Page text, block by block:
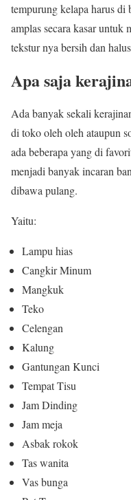
tempurung kelapa harus di
amplas secara kasar untuk
tekstur nya bersih dan
Apa saja
Ada banyak sekali
di toko oleh oleh ataupun
ada beberapa yang di
menjadi banyak incaran
dibawa pulang.
Yaitu:
Lampu hias
Cangkir Minum
Mangkuk
Teko
Celengan
Kalung
Gantungan Kunci
Tempat Tisu
Jam Dinding
Jam meja
Asbak rokok
Tas wanita
Vas bunga